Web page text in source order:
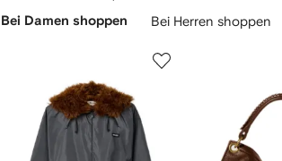
5
5
Bei Damen shoppen Bei Herren shoppen